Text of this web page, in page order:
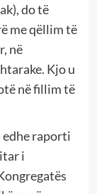
do të
me qëllim të
në
Kjo u
në fillim të
edhe raporti
i